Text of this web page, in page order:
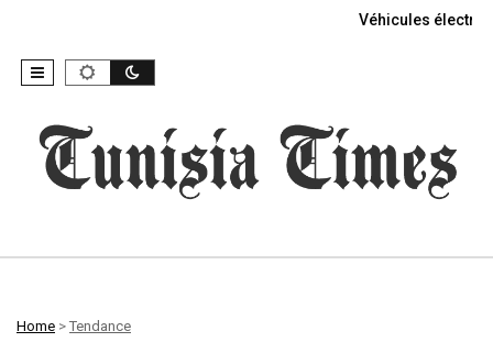
Véhicules
Home > Tendance